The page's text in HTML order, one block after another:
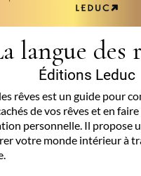
langue des
Éditions Leduc
rêves est un guide pour
de vos rêves et en
personnelle. Il propose
votre monde intérieur à